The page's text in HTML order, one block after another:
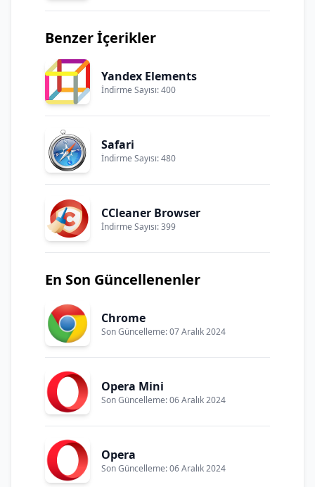
Benzer İçerikler
Yandex Elements
İndirme Sayısı: 400
Safari
İndirme Sayısı: 480
CCleaner Browser
İndirme Sayısı: 399
En Son Güncellenenler
Chrome
Son Güncelleme: 07 Aralık 2024
Opera Mini
Son Güncelleme: 06 Aralık 2024
Opera
Son Güncelleme: 06 Aralık 2024